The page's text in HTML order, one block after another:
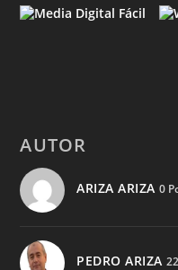
AUTOR
ARIZA ARIZA 0
PEDRO ARIZA